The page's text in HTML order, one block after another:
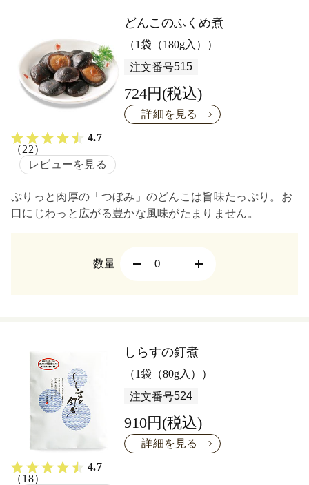
4.7
（22）
レビューを見る
どんこのふくめ煮
（1袋（180g入））
注文番号515
724円(税込)
詳細を見る
ぷりっと肉厚の「つぼみ」のどんこは旨味たっぷり。お
口にじわっと広がる豊かな風味がたまりません。
数量
4.7
（18）
しらすの釘煮
（1袋（80g入））
注文番号524
910円(税込)
詳細を見る